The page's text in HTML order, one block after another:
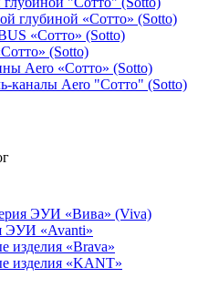
глубиной «Сотто» (Sotto)
«Сотто» (Sotto)
(Sotto)
Aero «Сотто» (Sotto)
каналы Aero "Сотто" (Sotto)
ЭУИ «Вива» (Viva)
ЭУИ «Avanti»
изделия «Brava»
изделия «KANT»